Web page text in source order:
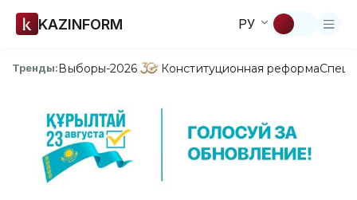
KAZINFORM РУ
Тренды:Выборы-2026 Конституционная реформа